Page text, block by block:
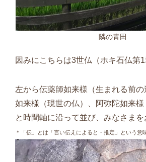
隣の青田
因みにこちらは3世仏（ホキ石仏第1
左から伝薬師如来様（生まれる前
如来様（現世の仏）、阿弥陀如来様
と時間軸に沿って並び、みなさまを
＊「伝」とは「言い伝えによると・推定」という意